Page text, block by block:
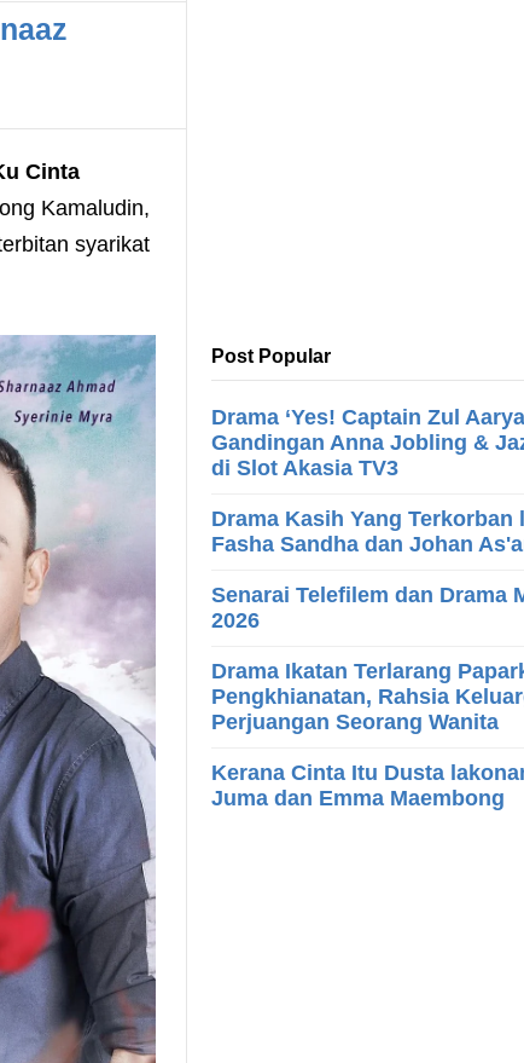
Cinta
Kamaludin,
syarikat
Post Popular
Drama ‘Yes! Captain Zul
Gandingan Anna Jobling &
di Slot Akasia TV3
Drama Kasih Yang Terkorban
Fasha Sandha dan Johan
Senarai Telefilem dan Drama
2026
Drama Ikatan Terlarang
Pengkhianatan, Rahsia
Perjuangan Seorang Wanita
Kerana Cinta Itu Dusta
Juma dan Emma Maembong